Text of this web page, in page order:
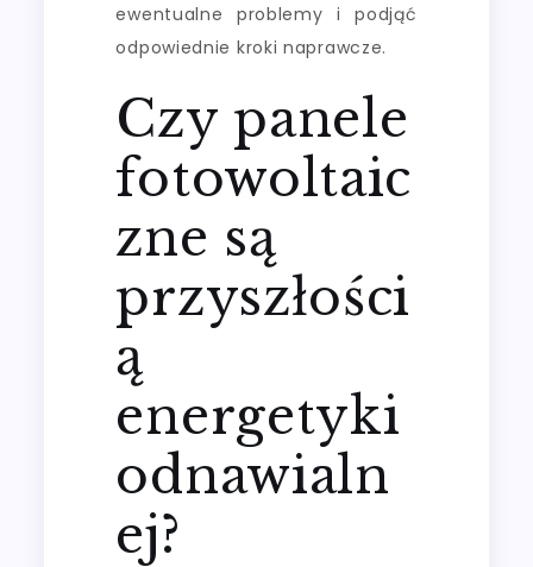
ewentualne problemy i podjąć
odpowiednie kroki naprawcze.
Czy panele
fotowoltaic
zne są
przyszłości
ą
energetyki
odnawialn
ej?